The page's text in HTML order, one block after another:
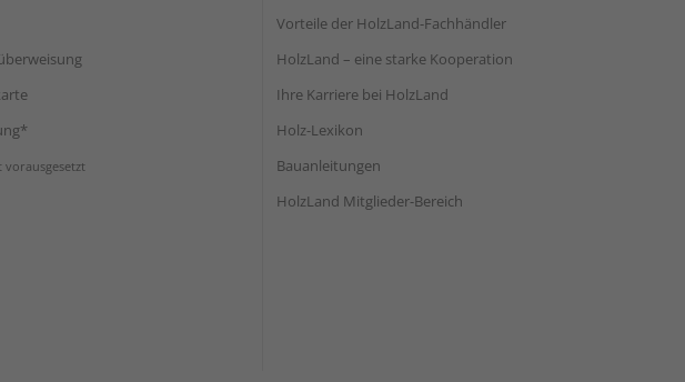
vorausgesetzt
Vorteile der HolzLand-Fachhändler
HolzLand – eine starke Kooperation
Ihre Karriere bei HolzLand
Holz-Lexikon
Bauanleitungen
HolzLand Mitglieder-Bereich